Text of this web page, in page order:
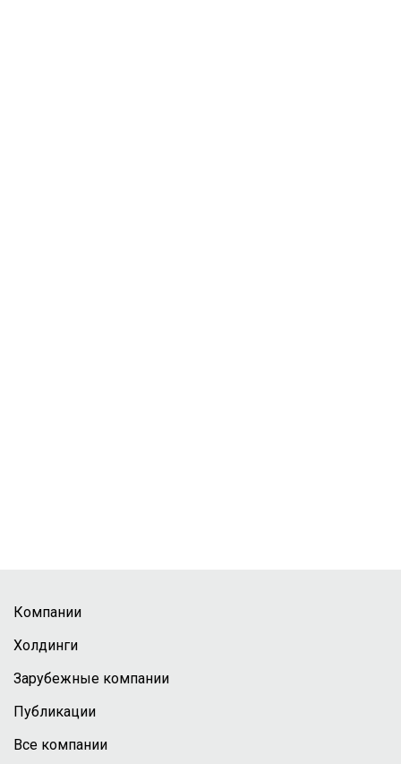
Компании
Холдинги
Зарубежные компании
Публикации
Все компании